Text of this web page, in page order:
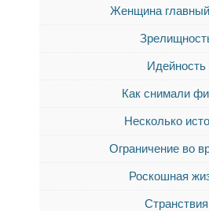
Женщина главный
Идейность
Как снимали
Несколько
Ограничение во
Роскошная
Странствия